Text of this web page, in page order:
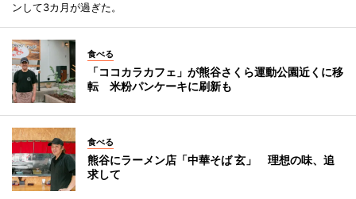
ンして3カ月が過ぎた。
食べる
「ココカラカフェ」が熊谷さくら運動公園近くに移
転 米粉パンケーキに刷新も
食べる
熊谷にラーメン店「中華そば 玄」 理想の味、追
求して